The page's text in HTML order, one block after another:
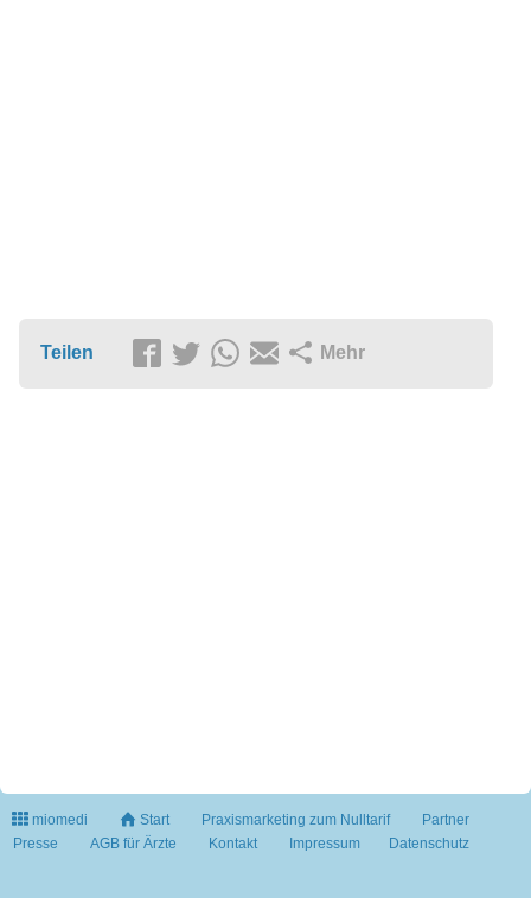
Teilen Mehr
miomedi Start Praxismarketing zum Nulltarif
Partner
Presse
AGB für Ärzte Kontakt Impressum Datenschutz